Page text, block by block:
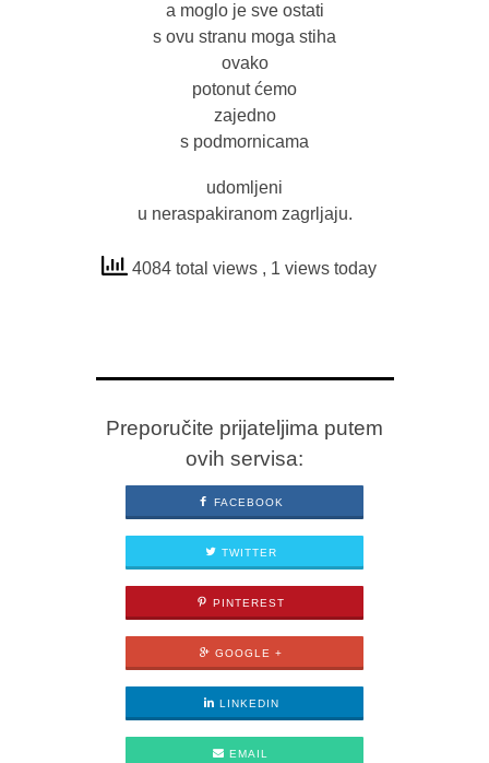
a moglo je sve ostati
s ovu stranu moga stiha
ovako
potonut ćemo
zajedno
s podmornicama
udomljeni
u neraspakiranom zagrljaju.
4084 total views , 1 views today
Preporučite prijateljima putem
ovih servisa:
FACEBOOK
TWITTER
PINTEREST
GOOGLE +
LINKEDIN
EMAIL